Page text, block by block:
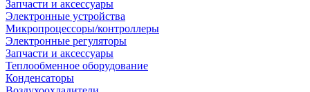
Запчасти и аксессуары
Электронные устройства
Микропроцессоры/контроллеры
Электронные регуляторы
Запчасти и аксессуары
Теплообменное оборудование
Конденсаторы